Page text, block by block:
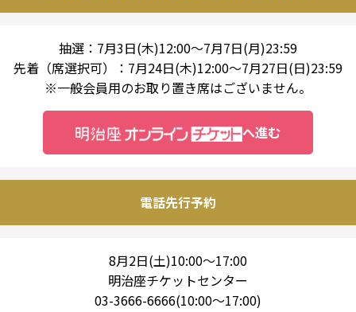
抽選：7月3日(木)12:00～7月7日(月)23:59
先着（席選択可）：7月24日(木)12:00～7月27日(日)23:59
※一般会員用のお取り置き席はございません。
へ進む
電話先行予約
8月2日(土)10:00～17:00
明治座チケットセンター
03-3666-6666(10:00～17:00)